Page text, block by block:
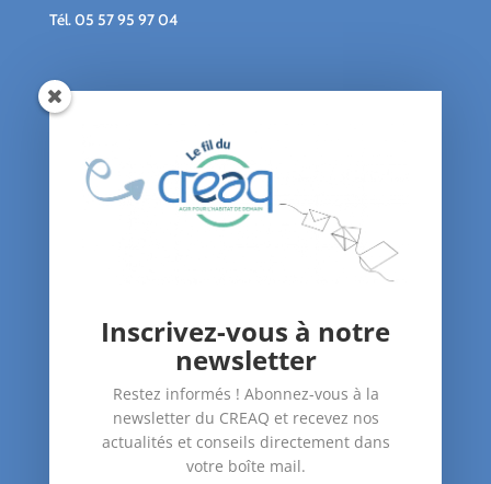
Tél.05 57 95 97 04
Qui sommes-nous ?
Agenda
Santé dans le logement
Accompagnement des publics
Inscrivez-vous à notre
newsletter
Restez informés ! Abonnez-vous à la
newsletter du CREAQ et recevez nos
actualités et conseils directement dans
votre boîte mail.